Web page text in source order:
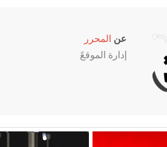
عن المحرر
إدارة الموقعً